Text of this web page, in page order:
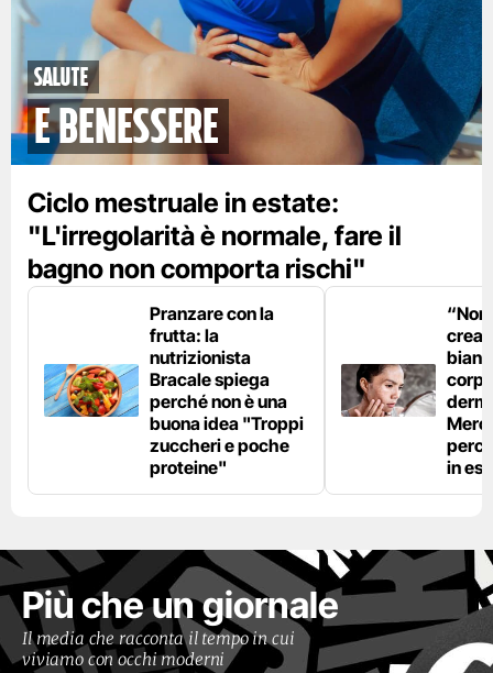
Salute
e benessere
Ciclo mestruale in estate:
"L'irregolarità è normale, fare il
bagno non comporta rischi"
Pranzare con la
frutta: la
nutrizionista
Bracale spiega
perché non è una
buona idea "Troppi
zuccheri e poche
proteine"
“Non
in
Più che un giornale
Il media che racconta il tempo in cui
viviamo con occhi moderni